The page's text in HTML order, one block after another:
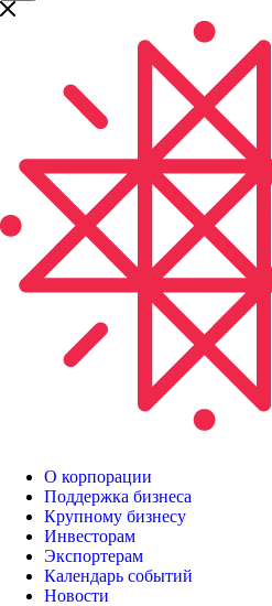
О корпорации
Поддержка бизнеса
Крупному бизнесу
Инвесторам
Экспортерам
Календарь событий
Новости